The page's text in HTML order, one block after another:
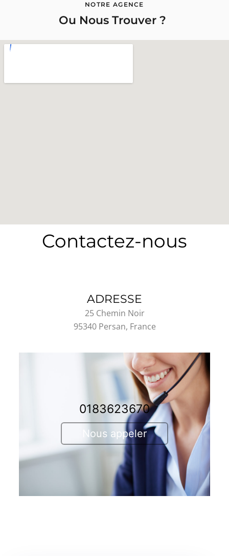
NOTRE AGENCE
Ou Nous Trouver ?
Contactez-nous
ADRESSE
25 Chemin Noir
95340 Persan, France
0183623670
Nous appeler